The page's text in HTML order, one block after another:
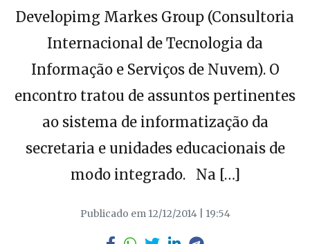
Developimg Markes Group (Consultoria
Internacional de Tecnologia da
Informação e Serviços de Nuvem). O
encontro tratou de assuntos pertinentes
ao sistema de informatização da
secretaria e unidades educacionais de
modo integrado. Na […]
Publicado em 12/12/2014 | 19:54